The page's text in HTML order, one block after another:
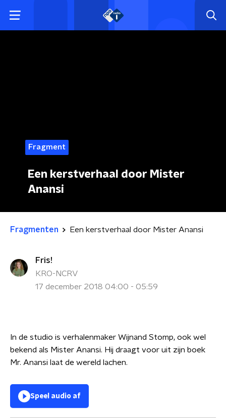
Fragment
Een kerstverhaal door Mister
Anansi
Fragmenten Een kerstverhaal door Mister Anansi
Fris!
KRO-NCRV
17 december 2018 04:00 - 05:59
In de studio is verhalenmaker Wijnand Stomp, ook wel
bekend als Mister Anansi. Hij draagt voor uit zijn boek
Mr. Anansi laat de wereld lachen.
Speel audio af